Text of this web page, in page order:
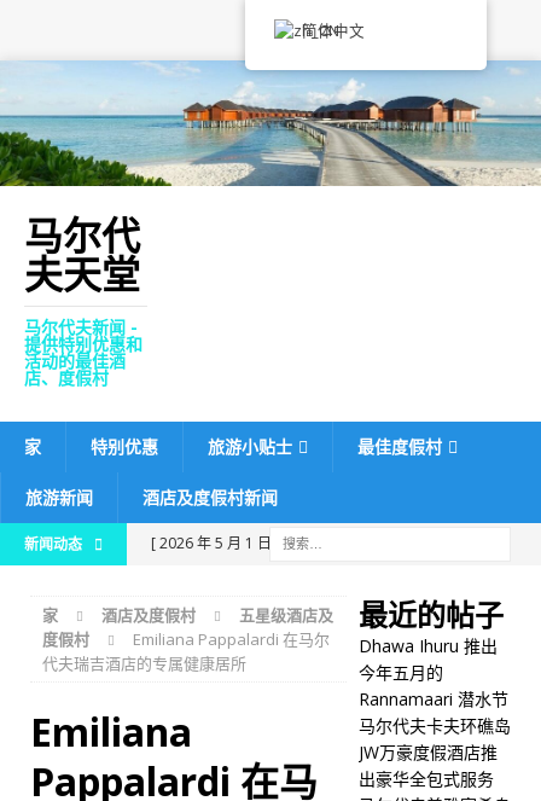
马尔代
夫天堂
马尔代夫新闻 -
提供特别优惠和
活动的最佳酒
店、度假村
家 特别优惠 旅游小贴士 最佳度假村
旅游新闻 酒店及度假村新闻
新闻动态
[ 2026 年 5 月 1 日 ]
的 Rannamaari 潜水节
五星级酒店及度假村
代夫卡夫环礁岛JW万豪度假
酒店推出豪华全包式服务
家 酒店及度假村
五星级酒店及
度假村
Emiliana Pappalardi 在马尔
代夫瑞吉酒店的专属健康居所
Emiliana
Pappalardi 在马
最近的帖子
Dhawa Ihuru 推出
今年五月的
Rannamaari 潜水节
马尔代夫卡夫环礁岛
JW万豪度假酒店推
出豪华全包式服务
简体中文